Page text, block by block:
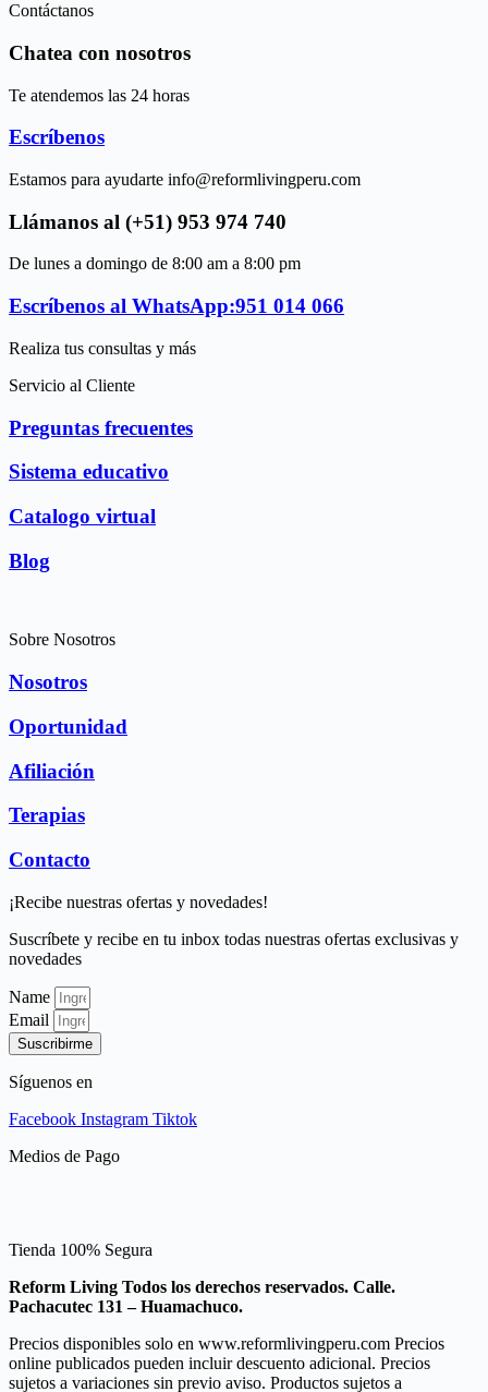
Contáctanos
Chatea con nosotros
Te atendemos las 24 horas
Escríbenos
Estamos para ayudarte info@reformlivingperu.com
Llámanos al (+51) 953 974 740
De lunes a domingo de 8:00 am a 8:00 pm
Escríbenos al WhatsApp:951 014 066
Realiza tus consultas y más
Servicio al Cliente
Preguntas frecuentes
Sistema educativo
Catalogo virtual
Blog
Sobre Nosotros
Nosotros
Oportunidad
Afiliación
Terapias
Contacto
¡Recibe nuestras ofertas y novedades!
Suscríbete y recibe en tu inbox todas nuestras ofertas exclusivas y
novedades
Name
Email
Suscribirme
Síguenos en
Facebook Instagram Tiktok
Medios de Pago
Tienda 100% Segura
Reform Living Todos los derechos reservados. Calle.
Pachacutec 131 – Huamachuco.
Precios disponibles solo en www.reformlivingperu.com Precios
online publicados pueden incluir descuento adicional. Precios
sujetos a variaciones sin previo aviso. Productos sujetos a